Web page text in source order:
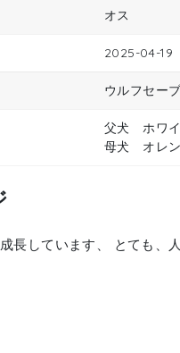
オス
2025-04-19
ウルフセー
父犬 ホワイ
母犬 オレ
長しています、 とても、